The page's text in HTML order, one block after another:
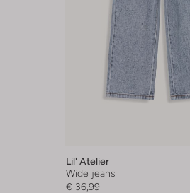
Lil' Atelier
Wide jeans
€ 36,99